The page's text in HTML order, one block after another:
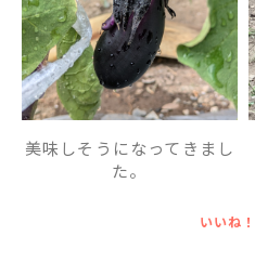
美味しそうになってきまし
た。
いいね！